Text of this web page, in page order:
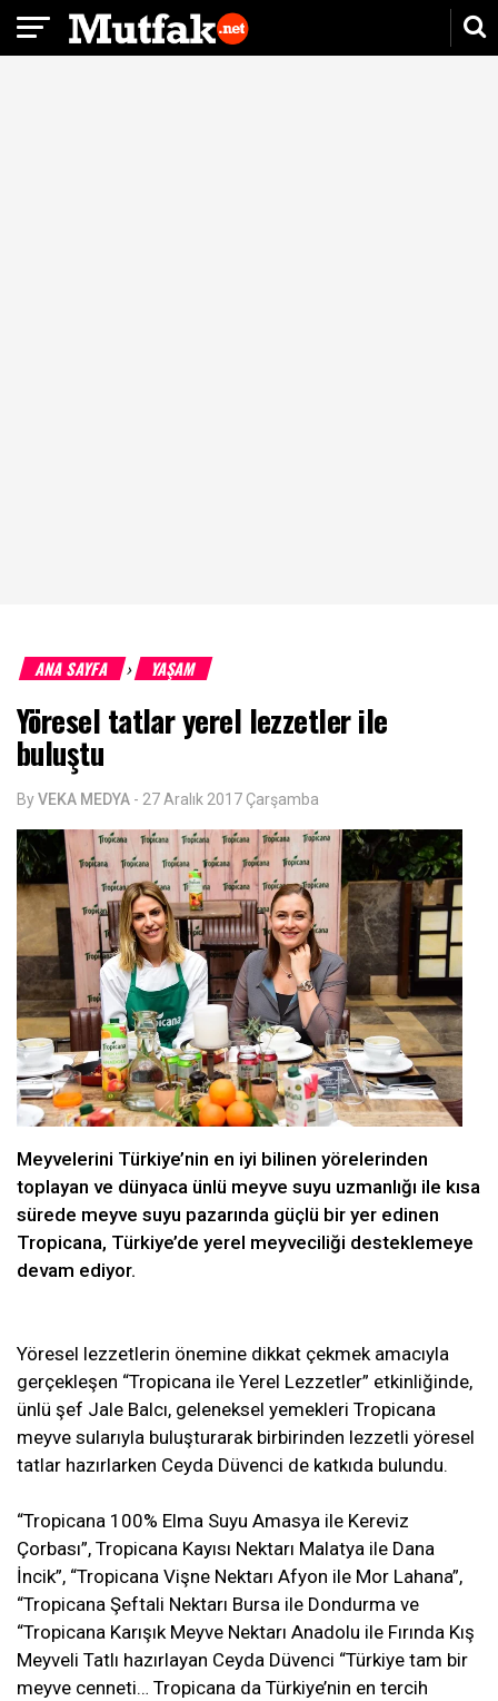
ANA SAYFA › YAŞAM
Yöresel tatlar yerel lezzetler ile
buluştu
ByVEKA MEDYA - 27 Aralık 2017 Çarşamba
Meyvelerini Türkiye’nin en iyi bilinen yörelerinden
toplayan ve dünyaca ünlü meyve suyu uzmanlığı ile kısa
sürede meyve suyu pazarında güçlü bir yer edinen
Tropicana, Türkiye’de yerel meyveciliği desteklemeye
devam ediyor.
Yöresel lezzetlerin önemine dikkat çekmek amacıyla
gerçekleşen “Tropicana ile Yerel Lezzetler” etkinliğinde,
ünlü şef Jale Balcı, geleneksel yemekleri Tropicana
meyve sularıyla buluşturarak birbirinden lezzetli yöresel
tatlar hazırlarken Ceyda Düvenci de katkıda bulundu.
“Tropicana 100% Elma Suyu Amasya ile Kereviz
Çorbası”, Tropicana Kayısı Nektarı Malatya ile Dana
İncik”, “Tropicana Vişne Nektarı Afyon ile Mor Lahana”,
“Tropicana Şeftali Nektarı Bursa ile Dondurma ve
“Tropicana Karışık Meyve Nektarı Anadolu ile Fırında Kış
Meyveli Tatlı hazırlayan Ceyda Düvenci “Türkiye tam bir
meyve cenneti… Tropicana da Türkiye’nin en tercih